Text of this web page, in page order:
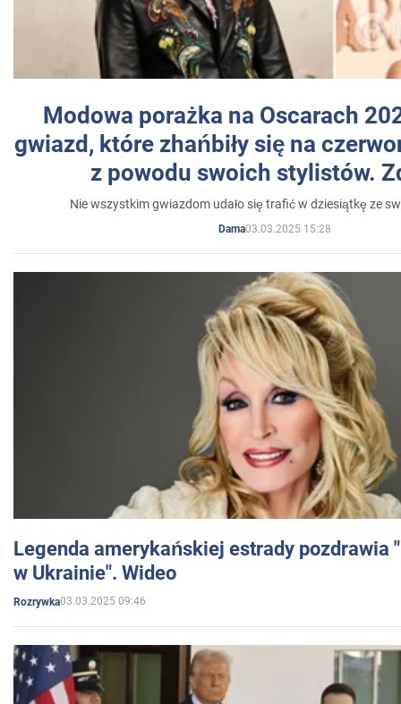
Modowa porażka na Oscarach
gwiazd, które zhańbiły się na
z powodu swoich stylistów.
Nie wszystkim gwiazdom udało się trafić w dziesiątkę ze
Dama03.03.2025 15:28
Legenda amerykańskiej estrady pozdrawia
w Ukrainie". Wideo
Rozrywka03.03.2025 09:46